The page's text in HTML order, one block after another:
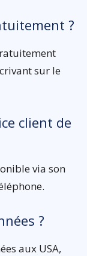
?
sur le
client de
via son
?
aux USA,